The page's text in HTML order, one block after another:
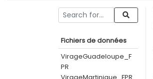
Fichiers de données
VirageGuadeloupe_F
PR
VirageMartinique_FPR